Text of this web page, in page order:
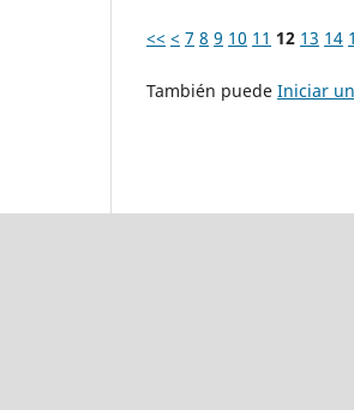
<< < 7 8 9 10 11 12 13 14
También puede Iniciar